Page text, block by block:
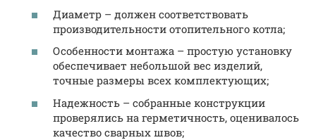
Диаметр – должен соответствовать
производительности отопительного котла;
Особенности монтажа – простую установку
обеспечивает небольшой вес изделий,
точные размеры всех комплектующих;
Надежность – собранные конструкции
проверялись на герметичность, оценивалось
качество сварных швов;